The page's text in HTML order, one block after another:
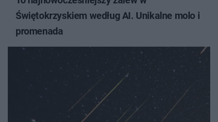
Świętokrzyskiem według AI. Unikalne molo i
promenada